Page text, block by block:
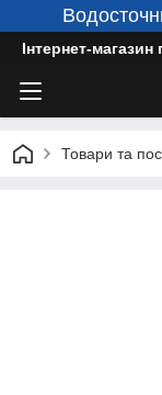
Інтернет-магазин
Товари та